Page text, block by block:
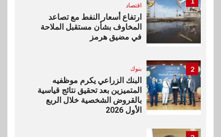
اقتصاد
ارتفاع أسعار النفط مع تصاعد
المخاوف بشأن مستقبل الملاحة
في مضيق هرمز
2 بنوك
البنك الزراعي يكرم موظفيه
المتميزين بعد تحقيق نتائج قياسية
بالقروض الشخصية خلال الربع
الأول 2026